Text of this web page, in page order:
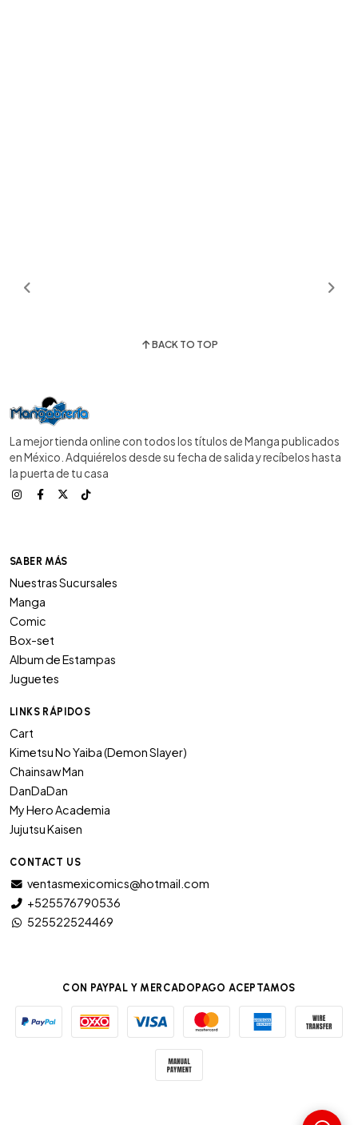
BACK TO TOP
La mejor tienda online con todos los títulos de Manga publicados
en México. Adquiérelos desde su fecha de salida y recíbelos hasta
la puerta de tu casa
SABER MÁS
Nuestras Sucursales
Manga
Comic
Box-set
Album de Estampas
Juguetes
LINKS RÁPIDOS
Cart
Kimetsu No Yaiba (Demon Slayer)
Chainsaw Man
DanDaDan
My Hero Academia
Jujutsu Kaisen
CONTACT US
ventasmexicomics@hotmail.com
+525576790536
525522524469
CON PAYPAL Y MERCADOPAGO ACEPTAMOS